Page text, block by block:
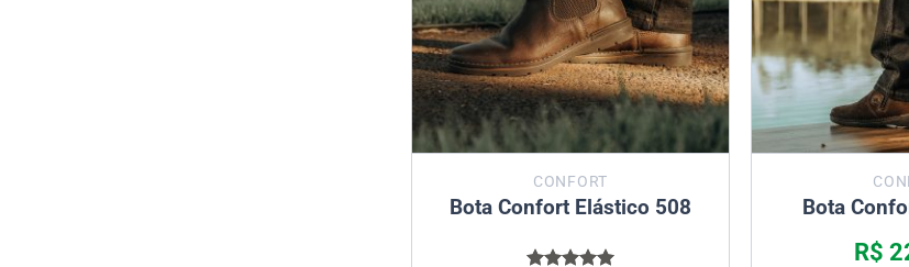
CONFORT
Bota Confort Elástico 508 Bota
R$